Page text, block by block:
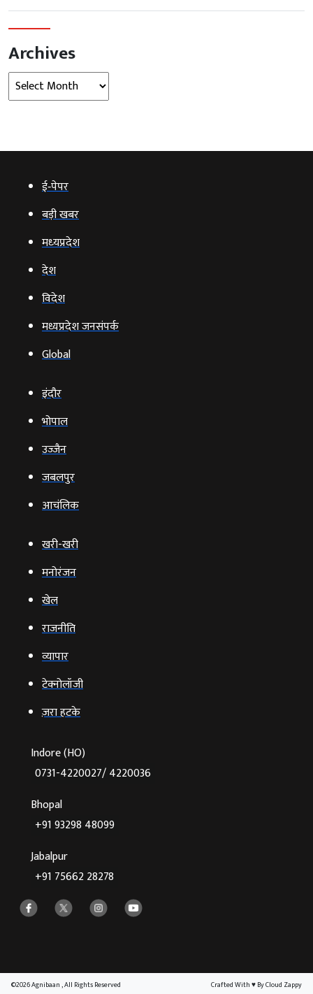
Archives
Archives
ई‑पेपर
बड़ी खबर
मध्‍यप्रदेश
देश
विदेश
मध्यप्रदेश जनसंपर्क
Global
इंदौर
भोपाल
उज्‍जैन
जबलपुर
आचंलिक
खरी-खरी
मनोरंजन
खेल
राजनीति
व्‍यापार
टेक्‍नोलॉजी
ज़रा हटके
Indore (HO)
0731-4220027/ 4220036
Bhopal
+91 93298 48099
Jabalpur
+91 75662 28278
©2026 Agnibaan , All Rights Reserved Crafted With♥By Cloud Zappy